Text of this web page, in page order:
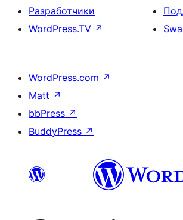
Разработчики
WordPress.TV ↗
WordPress.com ↗
Matt ↗
bbPress ↗
BuddyPress ↗